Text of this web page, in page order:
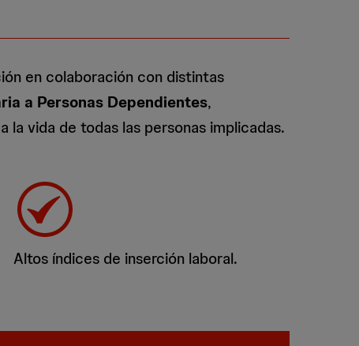
en colaboración con distintas
a Personas Dependientes,
la vida de todas las personas implicadas.
Altos índices de inserción laboral.